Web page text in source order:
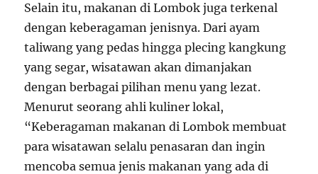
Selain itu, makanan di Lombok juga terkenal
dengan keberagaman jenisnya. Dari ayam
taliwang yang pedas hingga plecing kangkung
yang segar, wisatawan akan dimanjakan
dengan berbagai pilihan menu yang lezat.
Menurut seorang ahli kuliner lokal,
“Keberagaman makanan di Lombok membuat
para wisatawan selalu penasaran dan ingin
mencoba semua jenis makanan yang ada di